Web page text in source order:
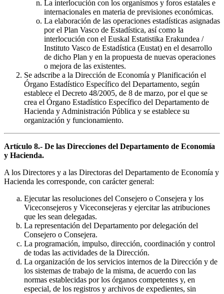
La interlocución con los organismos y foros estatales e
internacionales en materia de previsiones económicas.
La elaboración de las operaciones estadísticas asignadas
por el Plan Vasco de Estadística, así como la
interlocución con el Euskal Estatistika Erakundea /
Instituto Vasco de Estadística (Eustat) en el desarrollo
de dicho Plan y en la propuesta de nuevas operaciones
o mejora de las existentes.
Se adscribe a la Dirección de Economía y Planificación el
Órgano Estadístico Específico del Departamento, según
establece el Decreto 48/2005, de 8 de marzo, por el que se
crea el Órgano Estadístico Específico del Departamento de
Hacienda y Administración Pública y se establece su
organización y funcionamiento.
Artículo 8.- De las Direcciones del Departamento de Economía
y Hacienda.
A los Directores y a las Directoras del Departamento de Economía y
Hacienda les corresponde, con carácter general:
Ejecutar las resoluciones del Consejero o Consejera y los
Viceconsejeros y Viceconsejeras y ejercitar las atribuciones
que les sean delegadas.
La representación del Departamento por delegación del
Consejero o Consejera.
La programación, impulso, dirección, coordinación y control
de todas las actividades de la Dirección.
La organización de los servicios internos de la Dirección y de
los sistemas de trabajo de la misma, de acuerdo con las
normas establecidas por los órganos competentes y, en
especial, de los registros y archivos de expedientes, sin